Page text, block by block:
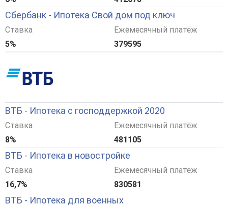
Сбербанк - Ипотека Свой дом под ключ
Ставка
5%
Ежемесячный платёж
379595
ВТБ - Ипотека с господдержкой 2020
Ставка
8%
Ежемесячный платёж
481105
ВТБ - Ипотека в новостройке
Ставка
16,7%
Ежемесячный платёж
830581
ВТБ - Ипотека для военных